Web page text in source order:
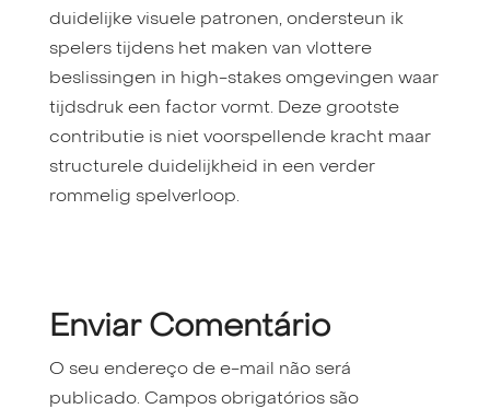
duidelijke visuele patronen, ondersteun ik
spelers tijdens het maken van vlottere
beslissingen in high-stakes omgevingen waar
tijdsdruk een factor vormt. Deze grootste
contributie is niet voorspellende kracht maar
structurele duidelijkheid in een verder
rommelig spelverloop.
Enviar Comentário
O seu endereço de e-mail não será
publicado. Campos obrigatórios são